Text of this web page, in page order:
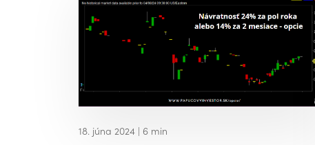
18. júna 2024 | 6 min